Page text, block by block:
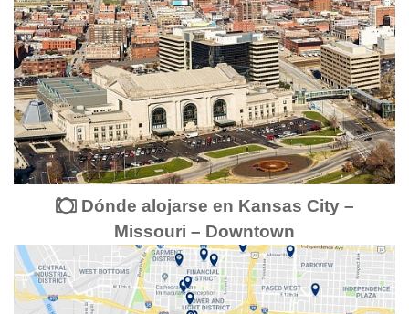
Dónde alojarse en Kansas City –
Missouri – Downtown